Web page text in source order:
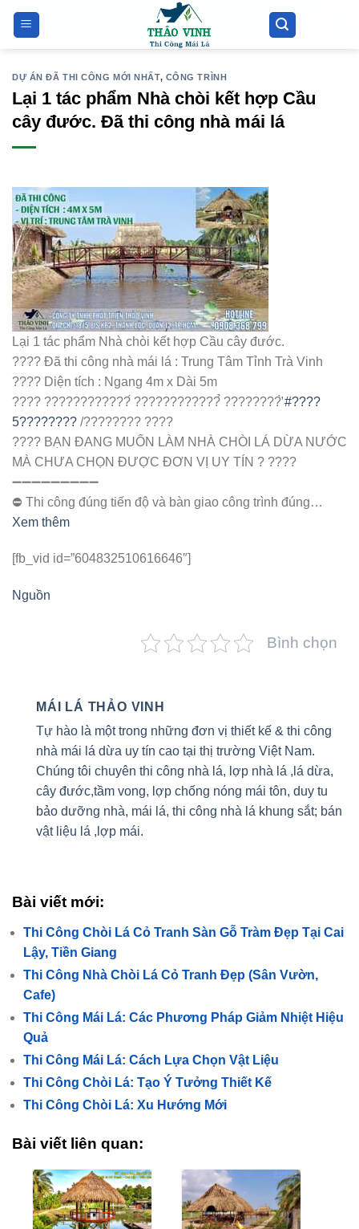
Bỏ
qua
nội
DỰ ÁN ĐÃ THI CÔNG MỚI NHẤT, CÔNG TRÌNH
Lại 1 tác phẩm Nhà chòi kết hợp Cầu
cây đước. Đã thi công nhà mái lá
Lại 1 tác phẩm Nhà chòi kết hợp Cầu cây đước.
???? Đã thi công nhà mái lá : Trung Tâm Tỉnh Trà Vinh
???? Diện tích : Ngang 4m x Dài 5m
???? ????????????́ ????????????̉ ????????̛̀#????
5???????? /???????? ????
???? BẠN ĐANG MUỐN LÀM NHÀ CHÒI LÁ DỪA NƯỚC
MÀ CHƯA CHỌN ĐƯỢC ĐƠN VỊ UY TÍN ? ????
➖➖➖➖➖➖➖➖➖
⛔️ Thi công đúng tiến độ và bàn giao công trình đúng…
Xem thêm
[fb_vid id=”604832510616646″]
Nguồn
Bình chọn
MÁI LÁ THẢO VINH
Tự hào là một trong những đơn vị thiết kế & thi công
nhà mái lá dừa uy tín cao tại thị trường Việt Nam.
Chúng tôi chuyên thi công nhà lá, lợp nhà lá ,lá dừa,
cây đước,tầm vong, lợp chống nóng mái tôn, duy tu
bảo dưỡng nhà, mái lá, thi công nhà lá khung sắt; bán
vật liệu lá ,lợp mái.
Bài viết mới:
Thi Công Chòi Lá Cỏ Tranh Sàn Gỗ Tràm Đẹp Tại Cai
Lậy, Tiền Giang
Thi Công Nhà Chòi Lá Cỏ Tranh Đẹp (Sân Vườn,
Cafe)
Thi Công Mái Lá: Các Phương Pháp Giảm Nhiệt Hiệu
Quả
Thi Công Mái Lá: Cách Lựa Chọn Vật Liệu
Thi Công Chòi Lá: Tạo Ý Tưởng Thiết Kế
Thi Công Chòi Lá: Xu Hướng Mới
Bài viết liên quan: